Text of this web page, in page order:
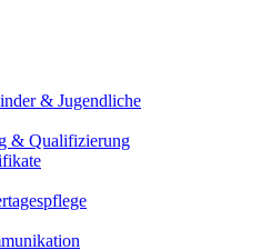
& Jugendliche
& Qualifizierung